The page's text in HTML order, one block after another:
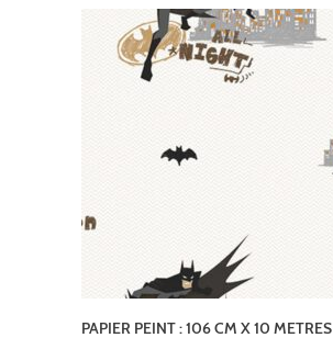
PAPIER PEINT : 106 CM X 10 METRES